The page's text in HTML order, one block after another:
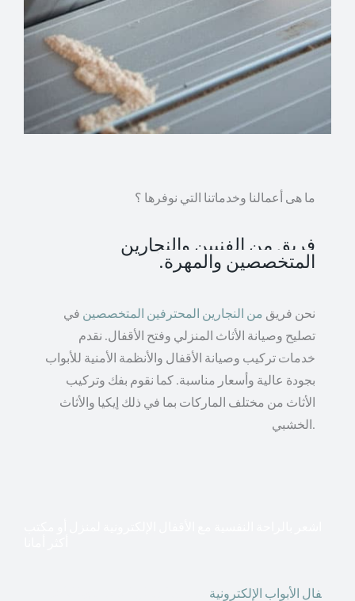
ما هى أعمالنا وخدماتنا التي نوفرها ؟
فريق من الفنيين والنجارين
المتخصصين والمهرة.
نحن فريق من النجارين المحترفين المتخصصين في
تصليح وصيانة الأثاث المنزلي وفتح الأقفال. نقدم
خدمات تركيب وصيانة الأقفال والأنظمة الأمنية للأبواب
بجودة عالية وأسعار مناسبة. كما نقوم بفك وتركيب
الأثاث من مختلف الماركات بما في ذلك إيكيا والأثاث
الخشبي.
فال الأبواب الإلكترونية